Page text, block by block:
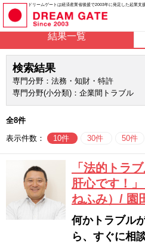
ドリームゲートは経済産業省後援で2003年に発足した起業支
結果一覧
検索結果
専門分野：法務・知財・特許
専門分野(小分類)：企業間トラブル
全8件
表示件数：
10件 30件 50件
「法的トラ
肝心です！
ねふみ）/ 園
何かトラブル
ら、すぐに相